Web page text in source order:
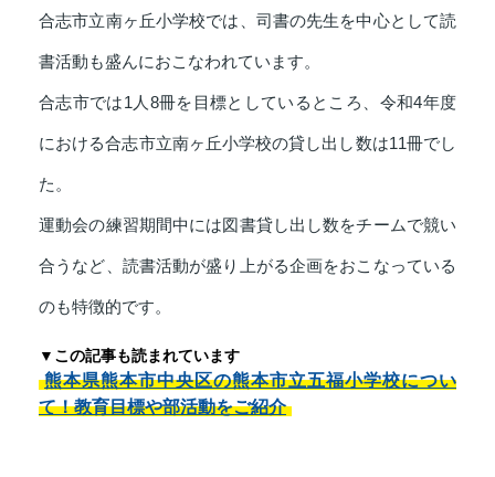
合志市立南ヶ丘小学校では、司書の先生を中心として読
書活動も盛んにおこなわれています。
合志市では1人8冊を目標としているところ、令和4年度
における合志市立南ヶ丘小学校の貸し出し数は11冊でし
た。
運動会の練習期間中には図書貸し出し数をチームで競い
合うなど、読書活動が盛り上がる企画をおこなっている
のも特徴的です。
▼この記事も読まれています
熊本県熊本市中央区の熊本市立五福小学校につい
て！教育目標や部活動をご紹介